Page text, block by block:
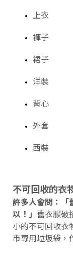
上衣
褲子
裙子
洋裝
背心
外套
西裝
不可回收的衣
許多人會問：「
以！」 舊衣服破
小的不可回收衣
市專用垃圾袋，